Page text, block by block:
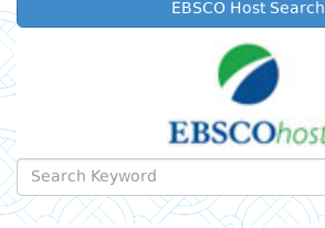
EBSCO Host Search